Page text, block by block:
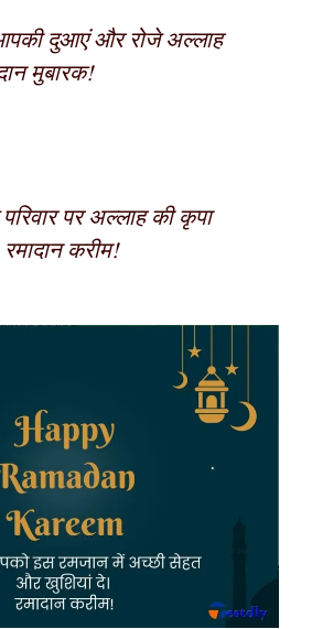
दुआएं और रोजे अल्लाह
मुबारक!
पर अल्लाह की कृपा
करीम!